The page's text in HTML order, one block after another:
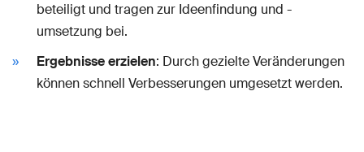
beteiligt und tragen zur Ideenfindung und -
umsetzung bei.
Ergebnisse erzielen: Durch gezielte Veränderungen
können schnell Verbesserungen umgesetzt werden.